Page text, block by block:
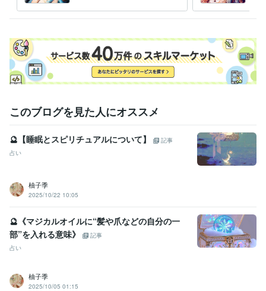
ギー
このブログを見た人にオススメ
🔮【睡眠とスピリチュアルについて】
記事
占い
柚子季
2025/10/22 10:05
🔮《マジカルオイルに“髪や爪などの自分の一
部”を入れる意味》
記事
占い
柚子季
2025/10/05 01:15